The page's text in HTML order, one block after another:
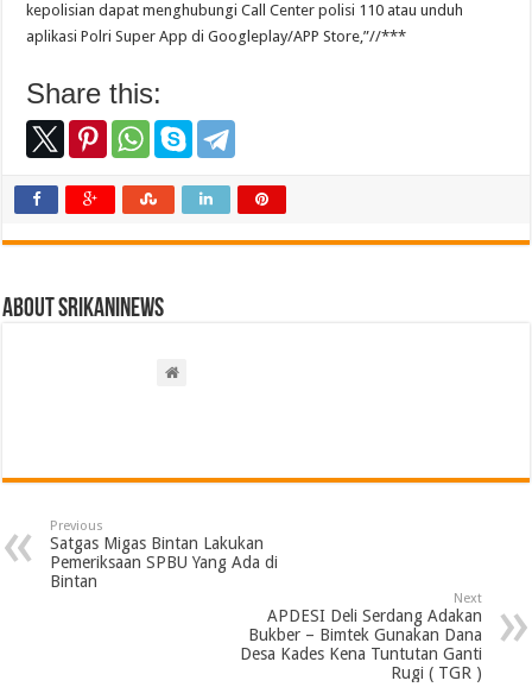
kepolisian dapat menghubungi Call Center polisi 110 atau unduh
aplikasi Polri Super App di Googleplay/APP Store,”//***
Share this:
About srikaninews
Previous
Satgas Migas Bintan Lakukan
Pemeriksaan SPBU Yang Ada di
Bintan
Next
APDESI Deli Serdang Adakan
Bukber – Bimtek Gunakan Dana
Desa Kades Kena Tuntutan Ganti
Rugi ( TGR )